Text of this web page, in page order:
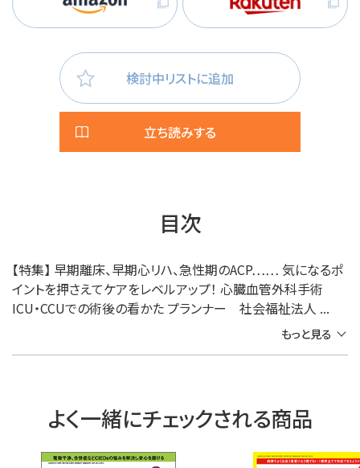
検討中リストに追加
立ち読みする
目次
【特集】 早期離床、早期心リハ、急性期のACP…… 気になるポ
イントを押さえてケアをレベルアップ！ 心臓血管外科手術
ICU・CCUでの術後の看かた プランナー 社会福祉法人 ...
もっと見る
よく一緒にチェックされる商品